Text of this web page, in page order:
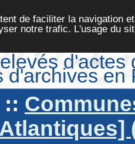
de faciliter la navigation
notre trafic. L'usage du
d'actes
d'archives en